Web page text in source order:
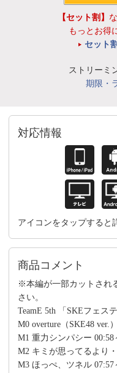
【セット割】
もっとお得
セット
ストリーミ
期限・
対応情報
アイコンをタップすると
商品コメント
※本編が一部カットされ
さい。
TeamE 5th 「SKEフェス
M0 overture（SKE48 ver.
M1 重力シンパシー 00:58
M2 キミが思ってるより
M3 ほっぺ、ツネル 07:57